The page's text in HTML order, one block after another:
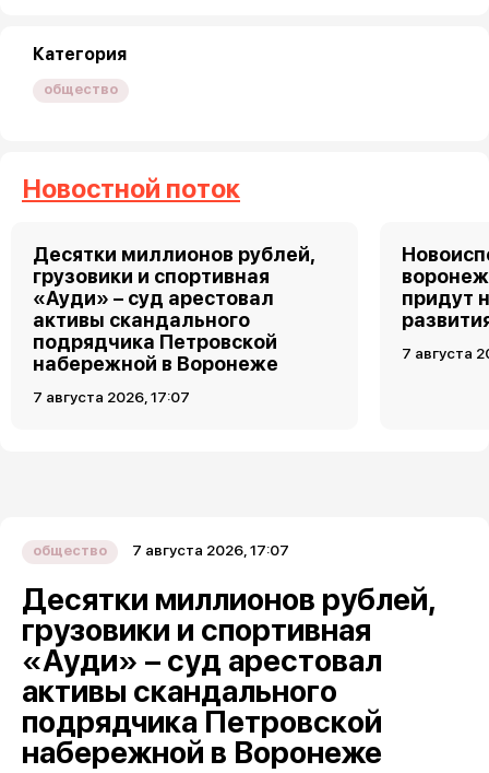
Категория
общество
Новостной поток
Десятки миллионов рублей,
грузовики и спортивная
«Ауди» – суд арестовал
активы скандального
подрядчика Петровской
набережной в Воронеже
7 августа 2026, 17:07
придут
7 августа
общество 7 августа 2026, 17:07
Десятки миллионов рублей,
грузовики и спортивная
«Ауди» – суд арестовал
активы скандального
подрядчика Петровской
набережной в Воронеже